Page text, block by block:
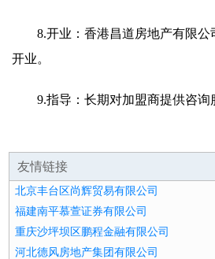
8.开业：香港昌道房地产有限
开业。
9.指导：长期对加盟商提供咨询
友情链接
北京丰台区尚辉贸易有限公司
福建南平慕萱证券有限公司
重庆沙坪坝区鹏程金融有限公司
河北德风房地产集团有限公司